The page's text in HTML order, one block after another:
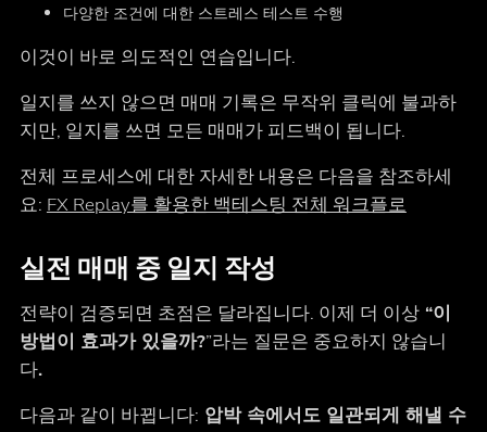
다양한 조건에 대한 스트레스 테스트 수행
이것이 바로 의도적인 연습입니다.
일지를 쓰지 않으면 매매 기록은 무작위 클릭에 불과하
지만, 일지를 쓰면 모든 매매가 피드백이 됩니다.
전체 프로세스에 대한 자세한 내용은 다음을 참조하세
요: FX Replay를 활용한 백테스팅 전체 워크플로
실전 매매 중 일지 작성
전략이 검증되면 초점은 달라집니다. 이제 더 이상“이
방법이 효과가 있을까?”라는 질문은 중요하지 않습니
다.
다음과 같이 바뀝니다: 압박 속에서도 일관되게 해낼 수